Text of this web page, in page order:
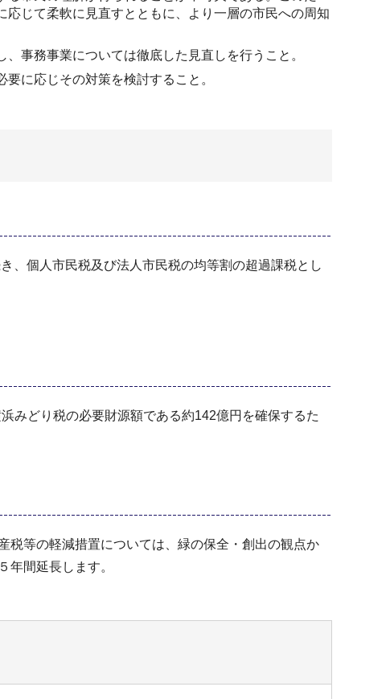
じて柔軟に見直すとともに、より一層の市民への周知
事務事業については徹底した見直しを行うこと。
に応じその対策を検討すること。
、個人市民税及び法人市民税の均等割の超過課税とし
みどり税の必要財源額である約142億円を確保するた
等の軽減措置については、緑の保全・創出の観点か
年間延長します。